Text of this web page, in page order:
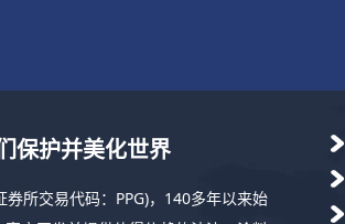
保护并美化世界
券所交易代码：PPG)，140多年以来始